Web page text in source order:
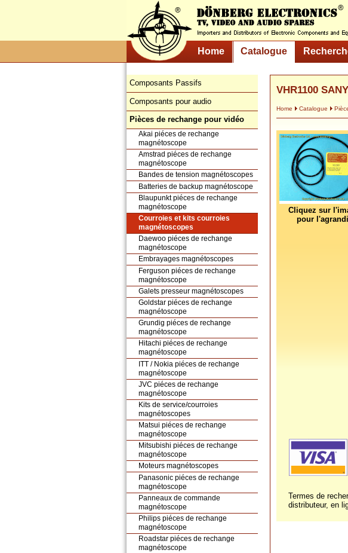
Home Catalogue
Composants Passifs
Composants pour audio
Pièces de rechange pour vidéo
Akai piéces de rechange
magnétoscope
Amstrad piéces de rechange
magnétoscope
Bandes de tension magnétoscopes
Batteries de backup magnétoscope
Blaupunkt piéces de rechange
magnétoscope
Courroies et kits courroies
magnétoscopes
Daewoo piéces de rechange
magnétoscope
Embrayages magnétoscopes
Ferguson piéces de rechange
magnétoscope
Galets presseur magnétoscopes
Goldstar piéces de rechange
magnétoscope
Grundig piéces de rechange
magnétoscope
Hitachi piéces de rechange
magnétoscope
ITT / Nokia piéces de rechange
magnétoscope
JVC piéces de rechange
magnétoscope
Kits de service/courroies
magnétoscopes
Matsui piéces de rechange
magnétoscope
Mitsubishi piéces de rechange
magnétoscope
Moteurs magnétoscopes
Panasonic piéces de rechange
magnétoscope
Panneaux de commande
magnétoscope
Philips piéces de rechange
magnétoscope
Roadstar piéces de rechange
magnétoscope
VHR1100
Home Catalogue
Cliquez sur
pour
Termes de
distributeur, en